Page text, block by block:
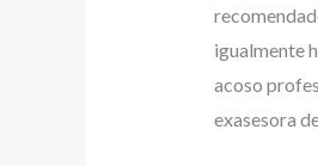
igualmente
acoso
exasesora